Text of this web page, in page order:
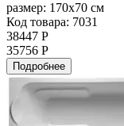
размер: 170x70 см
Код товара: 7031
38447 Р
35756 Р
Подробнее